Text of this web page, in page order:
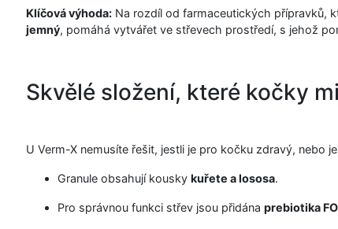
Klíčová výhoda: Na rozdíl od farmaceutických přípravků,
jemný, pomáhá vytvářet ve střevech prostředí, s jehož
Skvělé složení, které kočky
U Verm-X nemusíte řešit, jestli je pro kočku zdravý, nebo
Granule obsahují kousky kuřete a lososa.
Pro správnou funkci střev jsou přidána prebiotika